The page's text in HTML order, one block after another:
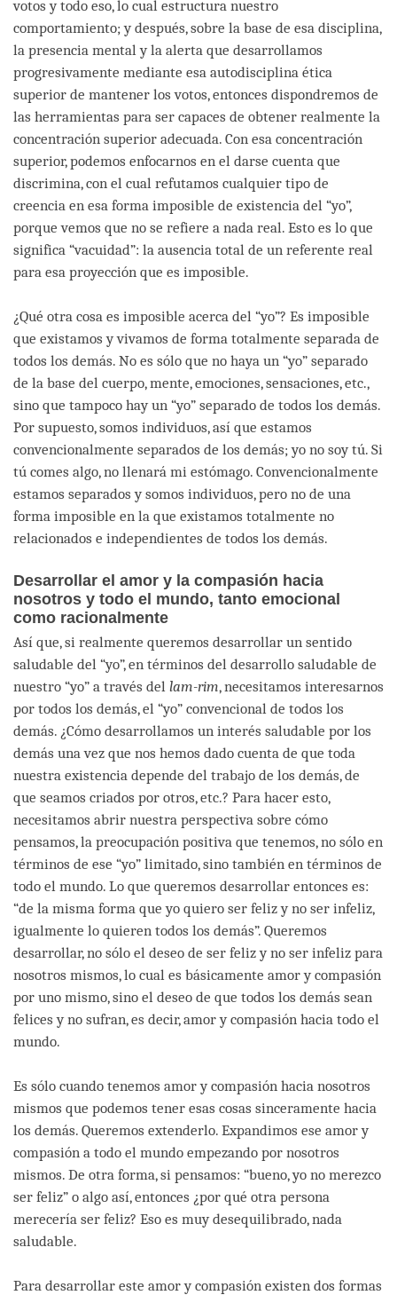
votos y todo eso, lo cual estructura nuestro
comportamiento; y después, sobre la base de esa disciplina,
la presencia mental y la alerta que desarrollamos
progresivamente mediante esa autodisciplina ética
superior de mantener los votos, entonces dispondremos de
las herramientas para ser capaces de obtener realmente la
concentración superior adecuada. Con esa concentración
superior, podemos enfocarnos en el darse cuenta que
discrimina, con el cual refutamos cualquier tipo de
creencia en esa forma imposible de existencia del “yo”,
porque vemos que no se refiere a nada real. Esto es lo que
significa “vacuidad”: la ausencia total de un referente real
para esa proyección que es imposible.
¿Qué otra cosa es imposible acerca del “yo”? Es imposible
que existamos y vivamos de forma totalmente separada de
todos los demás. No es sólo que no haya un “yo” separado
de la base del cuerpo, mente, emociones, sensaciones, etc.,
sino que tampoco hay un “yo” separado de todos los demás.
Por supuesto, somos individuos, así que estamos
convencionalmente separados de los demás; yo no soy tú. Si
tú comes algo, no llenará mi estómago. Convencionalmente
estamos separados y somos individuos, pero no de una
forma imposible en la que existamos totalmente no
relacionados e independientes de todos los demás.
Desarrollar el amor y la compasión hacia
nosotros y todo el mundo, tanto emocional
como racionalmente
Así que, si realmente queremos desarrollar un sentido
saludable del “yo”, en términos del desarrollo saludable de
nuestro “yo” a través del lam-rim, necesitamos interesarnos
por todos los demás, el “yo” convencional de todos los
demás. ¿Cómo desarrollamos un interés saludable por los
demás una vez que nos hemos dado cuenta de que toda
nuestra existencia depende del trabajo de los demás, de
que seamos criados por otros, etc.? Para hacer esto,
necesitamos abrir nuestra perspectiva sobre cómo
pensamos, la preocupación positiva que tenemos, no sólo en
términos de ese “yo” limitado, sino también en términos de
todo el mundo. Lo que queremos desarrollar entonces es:
“de la misma forma que yo quiero ser feliz y no ser infeliz,
igualmente lo quieren todos los demás”. Queremos
desarrollar, no sólo el deseo de ser feliz y no ser infeliz para
nosotros mismos, lo cual es básicamente amor y compasión
por uno mismo, sino el deseo de que todos los demás sean
felices y no sufran, es decir, amor y compasión hacia todo el
mundo.
Es sólo cuando tenemos amor y compasión hacia nosotros
mismos que podemos tener esas cosas sinceramente hacia
los demás. Queremos extenderlo. Expandimos ese amor y
compasión a todo el mundo empezando por nosotros
mismos. De otra forma, si pensamos: “bueno, yo no merezco
ser feliz” o algo así, entonces ¿por qué otra persona
merecería ser feliz? Eso es muy desequilibrado, nada
saludable.
Para desarrollar este amor y compasión existen dos formas